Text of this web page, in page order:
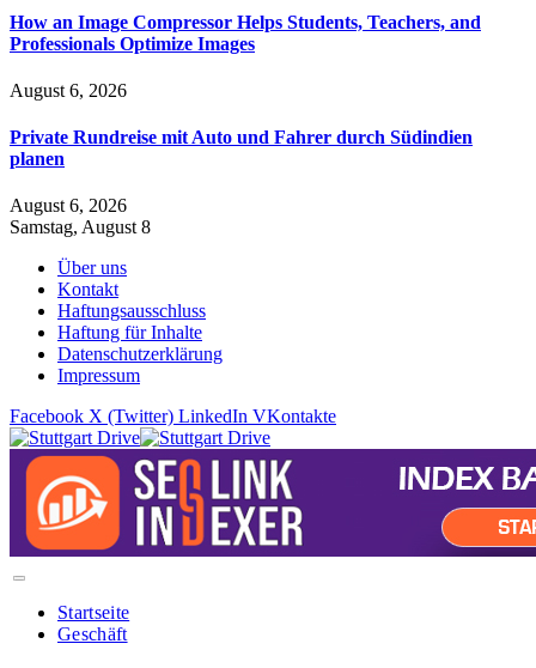
How an Image Compressor Helps Students, Teachers, and
Professionals Optimize Images
August 6, 2026
Private Rundreise mit Auto und Fahrer durch Südindien
planen
August 6, 2026
Samstag, August 8
Über uns
Kontakt
Haftungsausschluss
Haftung für Inhalte
Datenschutzerklärung
Impressum
Facebook X (Twitter) LinkedIn VKontakte
Startseite
Geschäft